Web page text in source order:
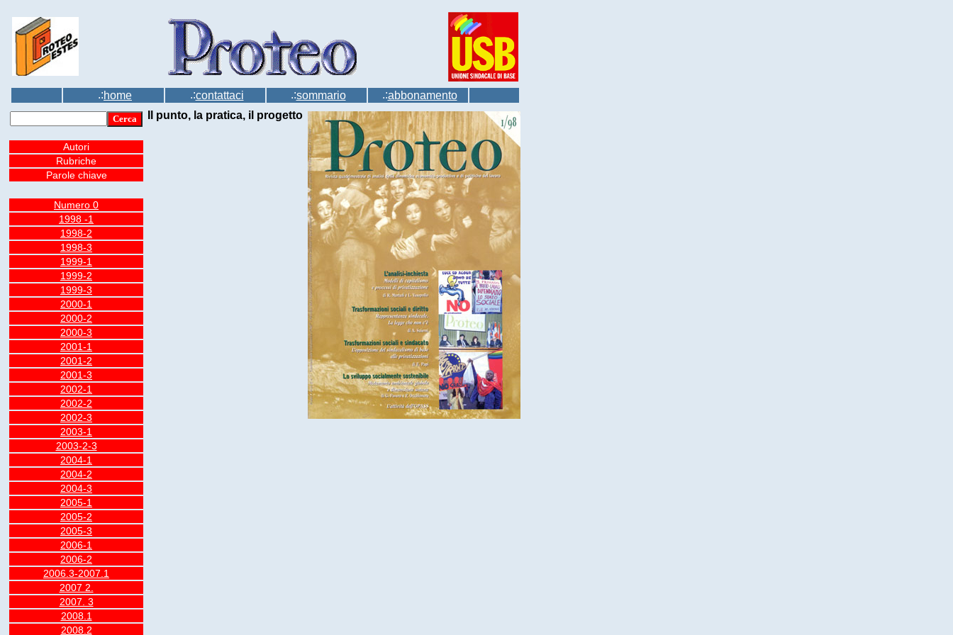
.:home .:contattaci .:sommario .:abbonamento
Autori
Rubriche
Parole chiave
Numero 0
1998 -1
1998-2
1998-3
1999-1
1999-2
1999-3
2000-1
2000-2
2000-3
2001-1
2001-2
2001-3
2002-1
2002-2
2002-3
2003-1
2003-2-3
2004-1
2004-2
2004-3
2005-1
2005-2
2005-3
2006-1
2006-2
2006.3-2007.1
2007 2.
2007. 3
2008.1
2008.2
Il punto, la pratica, il progetto